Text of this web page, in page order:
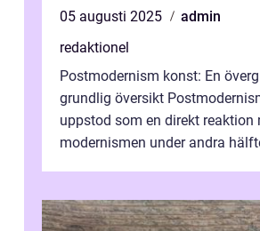
05 augusti 2025
admin
redaktionel
Postmodernism konst: En
grundlig översikt
uppstod som en direkt reaktion
modernismen under andra